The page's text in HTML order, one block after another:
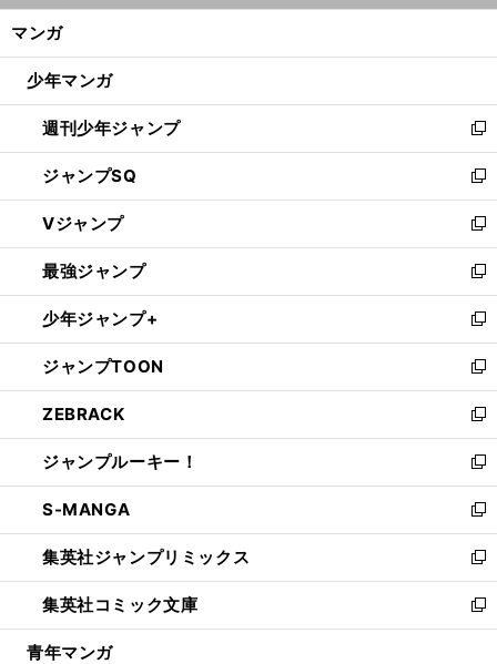
ン
ウ
開
く
マンガ
少年マンガ
週刊少年ジャンプ
新
し
い
ウ
ィ
ン
ド
ウ
で
開
く
ジャンプSQ
新
し
い
ウ
ィ
ン
ド
ウ
で
開
く
Vジャンプ
新
し
い
ウ
ィ
ン
ド
ウ
で
開
く
最強ジャンプ
新
し
い
ウ
ィ
ン
ド
ウ
で
開
く
少年ジャンプ+
新
し
い
ウ
ィ
ン
ド
ウ
で
開
く
ジャンプTOON
新
し
い
ウ
ィ
ン
ド
ウ
で
開
く
ZEBRACK
新
し
い
ウ
ィ
ン
ド
ウ
で
開
ジャンプルーキー！
新
し
い
ウ
ィ
ン
ド
ウ
S-MANGA
新
し
い
ウ
ィ
ン
集英社ジャンプリミックス
新
し
い
ウ
集英社コミック文庫
新
し
青年マンガ